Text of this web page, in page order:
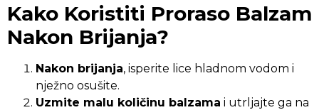
Kako Koristiti Proraso Balzam
Nakon Brijanja?
Nakon brijanja, isperite lice hladnom vodom i
nježno osušite.
Uzmite malu količinu balzama i utrljajte ga na